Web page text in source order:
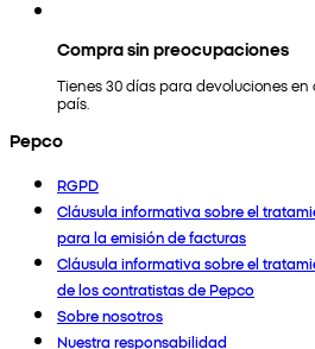
Compra sin preocupaciones
Tienes 30 días para devoluciones
país.
Pepco
RGPD
Cláusula informativa sobre el
para la emisión de facturas
Cláusula informativa sobre el
de los contratistas de Pepco
Sobre nosotros
Nuestra responsabilidad